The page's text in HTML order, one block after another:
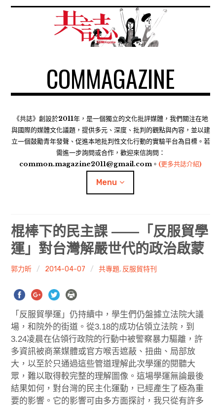
COMMAGAZINE
《共誌》創設於2011年，是一個獨立的文化批評媒體，我們關注在地
與國際的媒體文化議題，提供多元、深度、批判的觀點與內容，並以建
立一個鼓勵青年發聲、促進本地批判性文化行動的實驗平台為目標。若
需進一步詢問或合作，歡迎來信詢問：
common.magazine2011@gmail.com。 (更多共誌介紹)
Menu
共專題
共評論
共想/共享
共青年
文化誌
勞動誌
共誌寫手
各期目錄
棍棒下的民主課 ――「反服貿學
運」對台灣解嚴世代的政治啟蒙
郭力昕 2014-04-07 共專題, 反服貿特刊
「反服貿學運」仍持續中，學生們仍盤據立法院大議
場，和院外的街道。從3.18的成功佔領立法院，到
3.24凌晨在佔領行政院的行動中被警察暴力驅離，許
多資訊被商業媒體或官方喉舌遮蔽、扭曲、局部放
大，以至於只通過這些管道理解此次學運的閱聽大
眾，難以取得較完整的理解圖像。這場學運無論最後
結果如何，對台灣的民主化運動，已經產生了極為重
要的影響。它的影響可由多方面探討，我只從有許多